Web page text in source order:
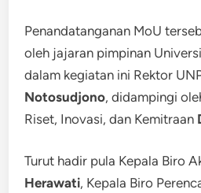
Penandatanganan MoU
oleh jajaran pimpinan
dalam kegiatan ini Rektor
Notosudjono, didampingi
Riset, Inovasi, dan Kemitraan
Turut hadir pula Kepala Biro
Herawati, Kepala Biro